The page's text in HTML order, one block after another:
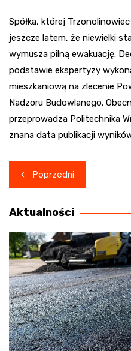
Spółka, której
jeszcze latem, że niewielki
wymusza pilną ewakuację.
podstawie ekspertyzy
mieszkaniową na zlecenie
Nadzoru Budowlanego.
przeprowadza Politechnika
znana data publikacji
Nawigacja
wpisu
Poprzedni
Aktualności